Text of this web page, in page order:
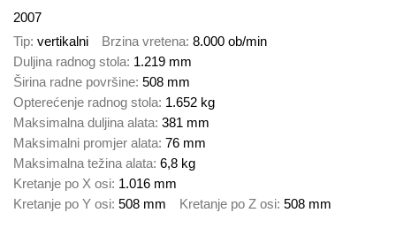
2007
Tip vertikalni Brzina vretena 8.000 ob/min
Duljina radnog stola 1.219 mm
Širina radne površine 508 mm
Opterećenje radnog stola 1.652 kg
Maksimalna duljina alata 381 mm
Maksimalni promjer alata 76 mm
Maksimalna težina alata 6,8 kg
Kretanje po X osi 1.016 mm
Kretanje po Y osi 508 mm Kretanje po Z osi 508 mm